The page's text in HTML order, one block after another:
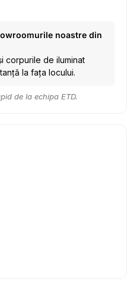
noastre din
corpurile de iluminat
la fața locului.
de la echipa ETD.